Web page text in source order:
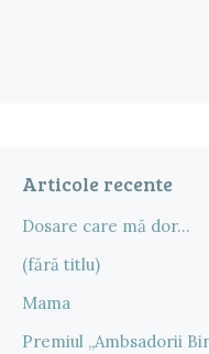
Articole recente
Dosare care mă dor…
(fără titlu)
Mama
Premiul „Ambsadorii